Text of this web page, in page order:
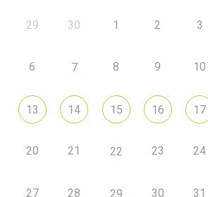
29 30 1 2 3
6 7 8 9 10
13 14 15 16 17
20 21 22 23 24
27 28 29 30 31